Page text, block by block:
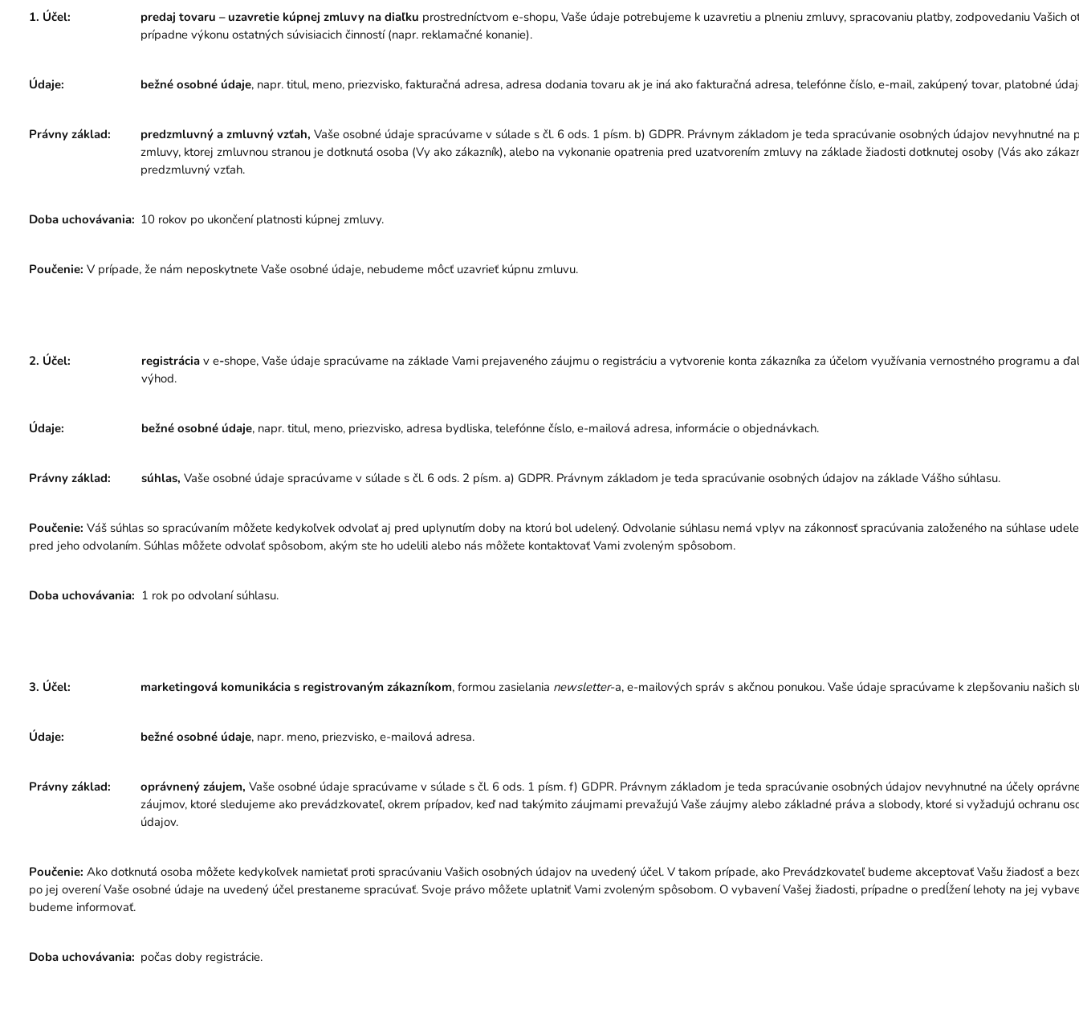
1. Účel: predaj tovaru – uzavretie kúpnej zmluvy na diaľku prostredníctvom e-shopu, Vaše údaje potrebujeme k uzavretiu a plneniu zmluvy, spracovaniu platby, zodpovedaniu Vašich
prípadne výkonu ostatných súvisiacich činností (napr. reklamačné konanie).
Údaje: bežné osobné údaje, napr. titul, meno, priezvisko, fakturačná adresa, adresa dodania tovaru ak je iná ako fakturačná adresa, telefónne číslo, e-mail, zakúpený tovar, platobné
Právny základ: predzmluvný a zmluvný vzťah, Vaše osobné údaje spracúvame v súlade s čl. 6 ods. 1 písm. b) GDPR. Právnym základom je teda spracúvanie osobných údajov nevyhnutné na
zmluvy, ktorej zmluvnou stranou je dotknutá osoba (Vy ako zákazník), alebo na vykonanie opatrenia pred uzatvorením zmluvy na základe žiadosti dotknutej osoby (Vás ako
predzmluvný vzťah.
Doba uchovávania: 10 rokov po ukončení platnosti kúpnej zmluvy.
Poučenie: V prípade, že nám neposkytnete Vaše osobné údaje, nebudeme môcť uzavrieť kúpnu zmluvu.
2. Účel: registrácia v e-shope, Vaše údaje spracúvame na základe Vami prejaveného záujmu o registráciu a vytvorenie konta zákazníka za účelom využívania vernostného programu a
výhod.
Údaje: bežné osobné údaje, napr. titul, meno, priezvisko, adresa bydliska, telefónne číslo, e-mailová adresa, informácie o objednávkach.
Právny základ: súhlas, Vaše osobné údaje spracúvame v súlade s čl. 6 ods. 2 písm. a) GDPR. Právnym základom je teda spracúvanie osobných údajov na základe Vášho súhlasu.
Poučenie: Váš súhlas so spracúvaním môžete kedykoľvek odvolať aj pred uplynutím doby na ktorú bol udelený. Odvolanie súhlasu nemá vplyv na zákonnosť spracúvania založeného na súhlase
pred jeho odvolaním. Súhlas môžete odvolať spôsobom, akým ste ho udelili alebo nás môžete kontaktovať Vami zvoleným spôsobom.
Doba uchovávania: 1 rok po odvolaní súhlasu.
3. Účel: marketingová komunikácia s registrovaným zákazníkom, formou zasielania newsletter-a, e-mailových správ s akčnou ponukou. Vaše údaje spracúvame k zlepšovaniu našich
Údaje: bežné osobné údaje, napr. meno, priezvisko, e-mailová adresa.
Právny základ: oprávnený záujem, Vaše osobné údaje spracúvame v súlade s čl. 6 ods. 1 písm. f) GDPR. Právnym základom je teda spracúvanie osobných údajov nevyhnutné na účely
záujmov, ktoré sledujeme ako prevádzkovateľ, okrem prípadov, keď nad takýmito záujmami prevažujú Vaše záujmy alebo základné práva a slobody, ktoré si vyžadujú ochranu
údajov.
Poučenie: Ako dotknutá osoba môžete kedykoľvek namietať proti spracúvaniu Vašich osobných údajov na uvedený účel. V takom prípade, ako Prevádzkovateľ budeme akceptovať Vašu žiadosť a
po jej overení Vaše osobné údaje na uvedený účel prestaneme spracúvať. Svoje právo môžete uplatniť Vami zvoleným spôsobom. O vybavení Vašej žiadosti, prípadne o predĺžení lehoty na jej
budeme informovať.
Doba uchovávania: počas doby registrácie.